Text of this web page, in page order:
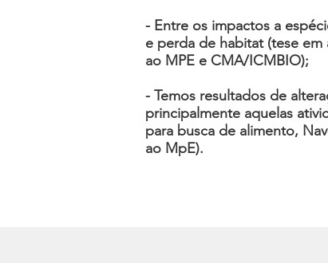
- Entre os impactos a
e perda de habitat (tese
ao MPE e CMA/ICMBIO);
- Temos resultados de
principalmente aquelas
para busca de alimento,
ao MpE).